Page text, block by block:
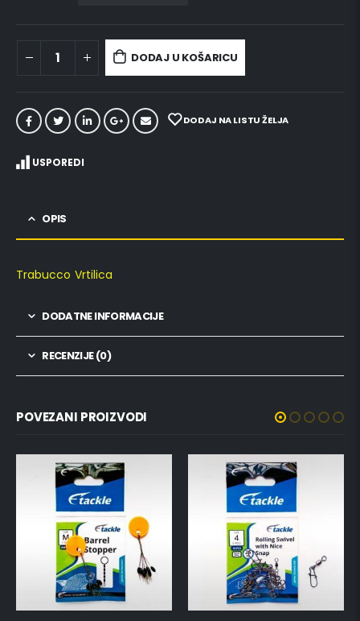
DODAJ U KOŠARICU
DODAJ NA LISTU ŽELJA
USPOREDI
OPIS
Trabucco Vrtilica
DODATNE INFORMACIJE
RECENZIJE (0)
POVEZANI PROIZVODI
NEMA NA ZALIHI